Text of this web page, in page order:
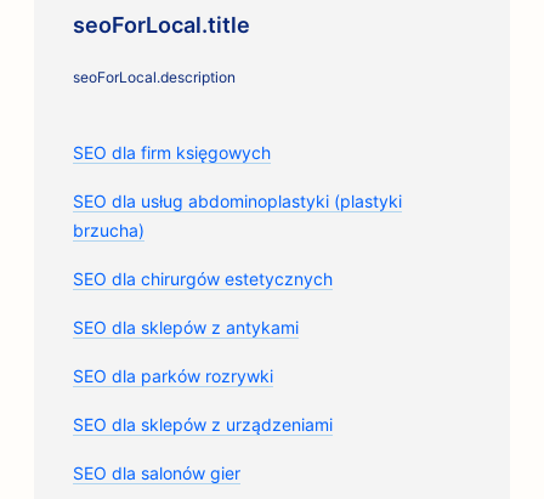
seoForLocal.title
seoForLocal.description
SEO dla firm księgowych
SEO dla usług abdominoplastyki (plastyki
brzucha)
SEO dla chirurgów estetycznych
SEO dla sklepów z antykami
SEO dla parków rozrywki
SEO dla sklepów z urządzeniami
SEO dla salonów gier